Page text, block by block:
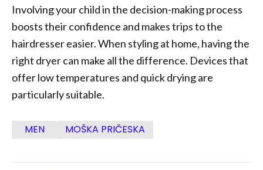
Involving your child in the decision-making process
boosts their confidence and makes trips to the
hairdresser easier. When styling at home, having the
right dryer can make all the difference. Devices that
offer low temperatures and quick drying are
particularly suitable.
MEN MOŠKA PRIČESKA